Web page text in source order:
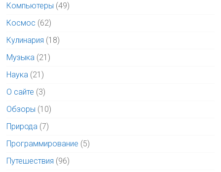
Компьютеры (49)
Космос (62)
Кулинария (18)
Музыка (21)
Наука (21)
О сайте (3)
Обзоры (10)
Природа (7)
Программирование (5)
Путешествия (96)